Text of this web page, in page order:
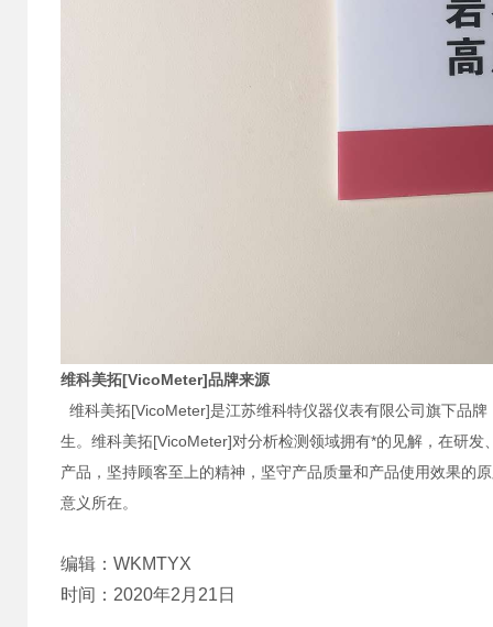
维科美拓[VicoMeter]品牌来源
维科美拓[VicoMeter]是江苏维科特仪器仪表有限公司旗下品
生。维科美拓[VicoMeter]对分析检测领域拥有*的见解，在研
产品，坚持顾客至上的精神，坚守产品质量和产品使用效果的
意义所在。
编辑：WKMTYX
时间：2020年2月21日